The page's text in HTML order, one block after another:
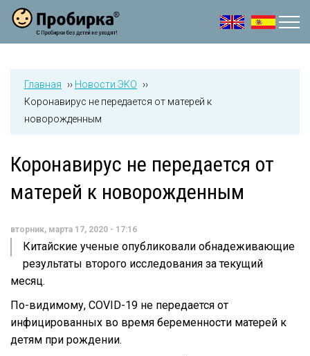
Jump to navigation
Главная ›› Новости ЭКО
››
Коронавирус не передается от матерей к
новорожденным
Коронавирус не передается от
матерей к новорожденным
вторник, марта 17, 2020 - 17:16
Китайские ученые опубликовали обнадеживающие
результаты второго исследования за текущий
месяц.
По-видимому, COVID-19 не передается от
инфицированных во время беременности матерей к
детям при рождении.